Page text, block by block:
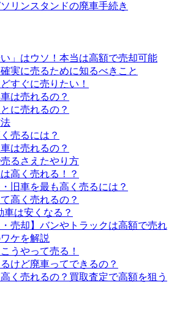
リンスタンドの廃車手続き
い」はウソ！本当は高額で売却可能
実に売るために知るべきこと
すぐに売りたい！
は売れるの？
に売れるの？
売るには？
は売れるの？
るさえたやり方
高く売れる！？
旧車を最も高く売るには？
高く売れるの？
は安くなる？
・売却】バンやトラックは高額で売れ
ケを解説
うやって売る！
けど廃車ってできるの？
く売れるの？買取査定で高額を狙う